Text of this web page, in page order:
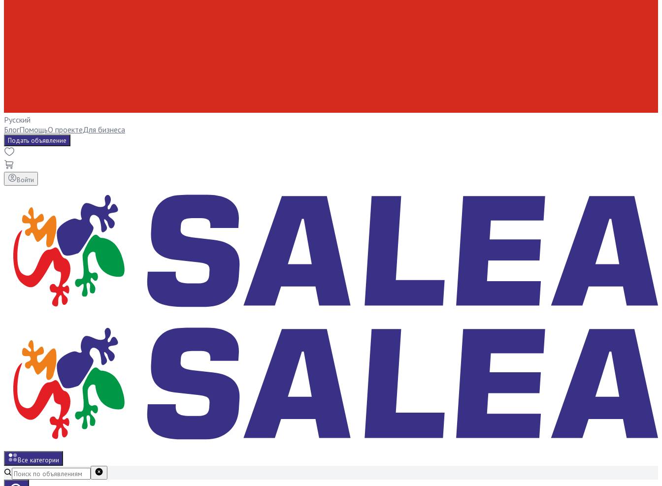
Русский
БлогПомощьО проектеДля бизнеса
Подать объявление
Войти
Все категории